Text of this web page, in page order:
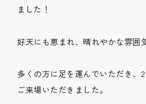
ました！
好天にも恵まれ、晴れやかな雰囲
多くの方に足を運んでいただき、
ご来場いただきました。